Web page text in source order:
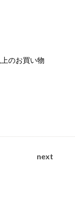
のお買い物
next